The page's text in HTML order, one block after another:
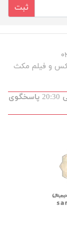
ثبت
شنبه تا پنجشنبه از ساعت 9 الی 13 و 16:30 الی 20:30 پاسخگوی